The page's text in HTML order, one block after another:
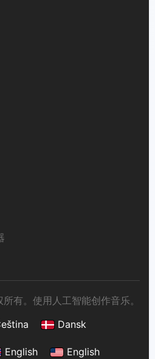
有。使用人工智能创作音乐。
Dansk
English English